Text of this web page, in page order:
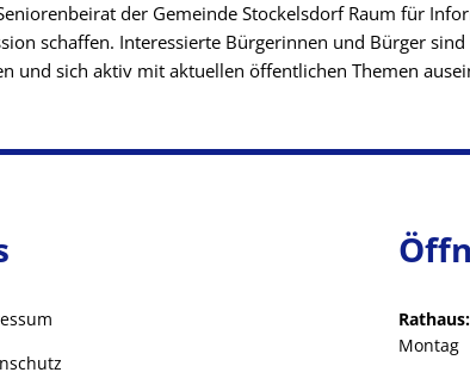
der Gemeinde Stockelsdorf Raum für
schaffen. Interessierte Bürgerinnen und Bürger sind
und sich aktiv mit aktuellen öffentlichen Themen
Rathaus:
Montag